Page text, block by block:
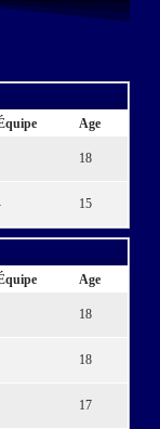
Age
18
15
Age
18
18
17